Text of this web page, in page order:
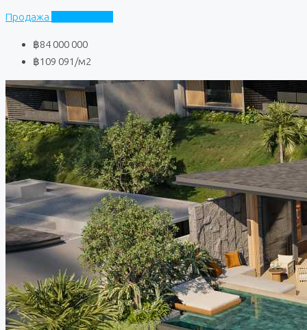
Продажа
฿84 000 000
฿109 091 /м2